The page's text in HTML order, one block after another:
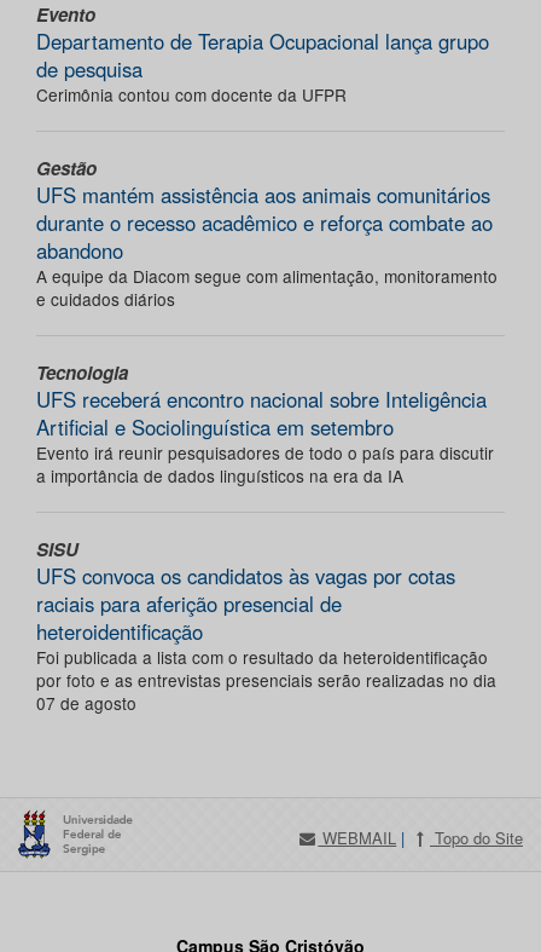
Evento
Departamento de Terapia Ocupacional lança grupo
de pesquisa
Cerimônia contou com docente da UFPR
Gestão
UFS mantém assistência aos animais comunitários
durante o recesso acadêmico e reforça combate ao
abandono
A equipe da Diacom segue com alimentação, monitoramento
e cuidados diários
Tecnologia
UFS receberá encontro nacional sobre Inteligência
Artificial e Sociolinguística em setembro
Evento irá reunir pesquisadores de todo o país para discutir
a importância de dados linguísticos na era da IA
SISU
UFS convoca os candidatos às vagas por cotas
raciais para aferição presencial de
heteroidentificação
Foi publicada a lista com o resultado da heteroidentificação
por foto e as entrevistas presenciais serão realizadas no dia
07 de agosto
WEBMAIL | Topo do Site
Campus São Cristóvão